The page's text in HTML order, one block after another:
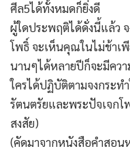
ศีล5ได้ทั้งหมดก็ยิ่งดี
ผู้ใดประพฤติได้ดั่งนี้แล้ว
โพธิ์ จะเห็นคุณในไม่ช้าเพี
นานๆได้หลายปีก็จะมีคว
ใครได้ปฏิบัติตามจงกระท
รัตนตรัยและพระปัจเจกโ
สงสัย)
(คัดมาจากหนังสือคำสอน